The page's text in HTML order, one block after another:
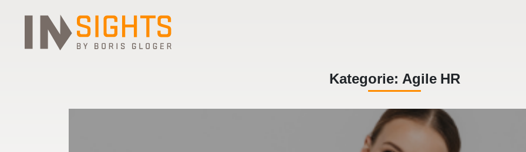
Kategorie: Agile HR